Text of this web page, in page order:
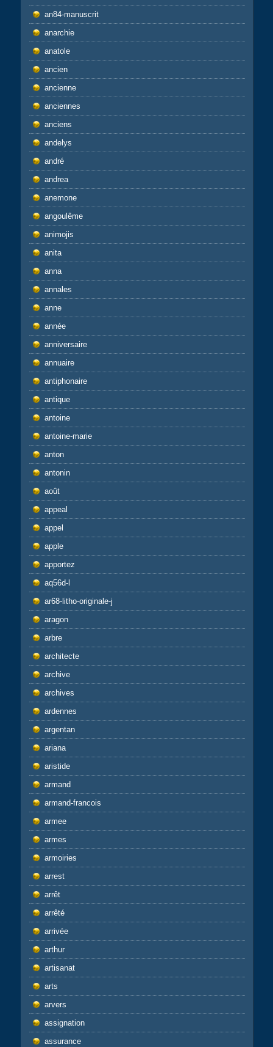
an84-manuscrit
anarchie
anatole
ancien
ancienne
anciennes
anciens
andelys
andré
andrea
anemone
angoulême
animojis
anita
anna
annales
anne
année
anniversaire
annuaire
antiphonaire
antique
antoine
antoine-marie
anton
antonin
août
appeal
appel
apple
apportez
aq56d-l
ar68-litho-originale-j
aragon
arbre
architecte
archive
archives
ardennes
argentan
ariana
aristide
armand
armand-francois
armee
armes
armoiries
arrest
arrêt
arrêté
arrivée
arthur
artisanat
arts
arvers
assignation
assurance